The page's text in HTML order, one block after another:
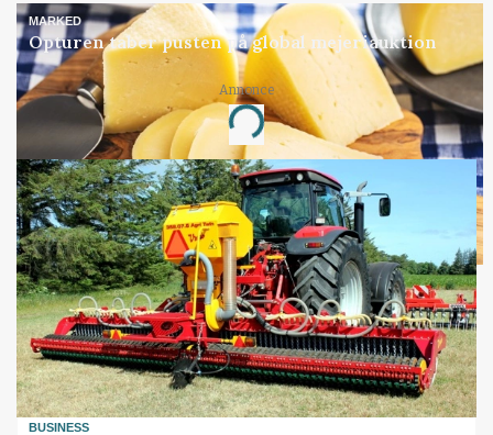
MARKED
Opturen taber pusten på global mejeriauktion
Annonce
Loading...
BUSINESS